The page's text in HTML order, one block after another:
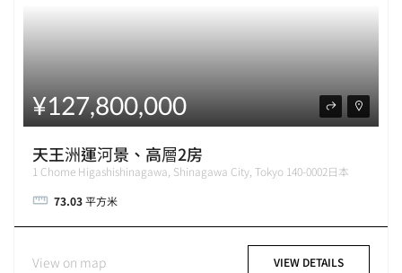
¥127,800,000
天王洲運河景、高層2房
1 Chome Higashishinagawa, Shinagawa City, Tokyo 140-0002日本
73.03平方米
View on map VIEW DETAILS